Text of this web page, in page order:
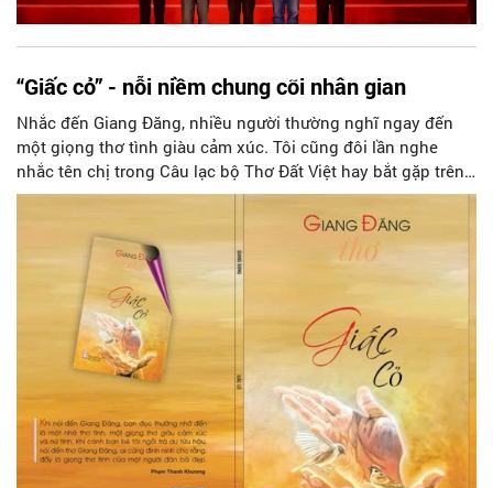
“Giấc cỏ” - nỗi niềm chung cõi nhân gian
Nhắc đến Giang Đăng, nhiều người thường nghĩ ngay đến
một giọng thơ tình giàu cảm xúc. Tôi cũng đôi lần nghe
nhắc tên chị trong Câu lạc bộ Thơ Đất Việt hay bắt gặp trên
pano Ngày thơ Nguyên tiêu. Nhưng chỉ đến khi cầm trên tay
“Nhặt mùa” và “Gỡ từ ngực cỏ”, tôi mới nhận ra: vẻ đẹp của
thơ Giang Đăng không chỉ nằm ở sự mượt mà của ngôn từ
mà còn ở chiều sâu triết luận, ở tâm thế, cảm xúc và những
trải nghiệm đa tầng trước đời sống.